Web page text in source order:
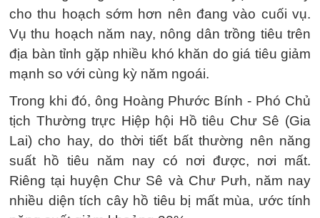
cho thu hoạch sớm hơn nên đang vào cuối vụ.
Vụ thu hoạch năm nay, nông dân trồng tiêu trên
địa bàn tỉnh gặp nhiều khó khăn do giá tiêu giảm
mạnh so với cùng kỳ năm ngoái.
Trong khi đó, ông Hoàng Phước Bính - Phó Chủ
tịch Thường trực Hiệp hội Hồ tiêu Chư Sê (Gia
Lai) cho hay, do thời tiết bất thường nên năng
suất hồ tiêu năm nay có nơi được, nơi mất.
Riêng tại huyện Chư Sê và Chư Pưh, năm nay
nhiều diện tích cây hồ tiêu bị mất mùa, ước tính